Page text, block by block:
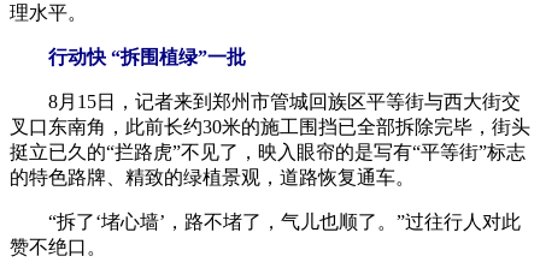
理水平。
行动快 “拆围植绿”一批
8月15日，记者来到郑州市管城回族区平等街与西大街交
叉口东南角，此前长约30米的施工围挡已全部拆除完毕，街头
挺立已久的“拦路虎”不见了，映入眼帘的是写有“平等街”标志
的特色路牌、精致的绿植景观，道路恢复通车。
“拆了‘堵心墙’，路不堵了，气儿也顺了。”过往行人对此
赞不绝口。